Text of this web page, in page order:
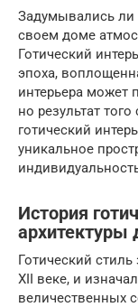
Задумывались ли
своем доме
Готический
эпоха,
интерьера может
но результат
готический
уникальное
История
архитектуры
Готический
XII веке, и
величественных